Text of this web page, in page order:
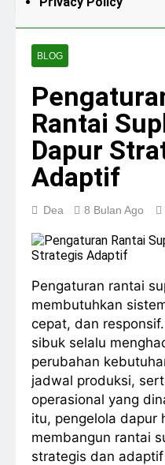
BLOG
Rantai
Dapur
Adaptif
Dea 8 Bulan Ago
Pengaturan rantai
membutuhkan
cepat, dan
sibuk selalu
perubahan
jadwal produksi,
operasional yang
itu, pengelola dapur
membangun rantai
strategis dan